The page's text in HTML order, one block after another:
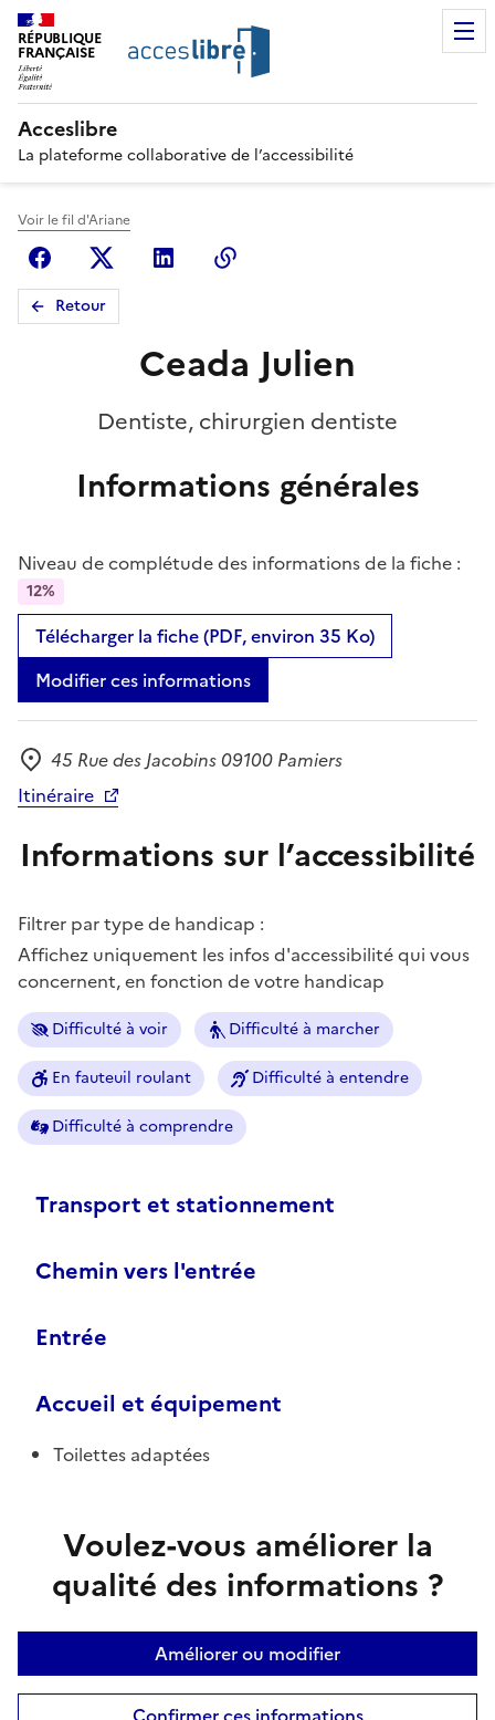
RÉPUBLIQUE
FRANÇAISE
Acceslibre
La plateforme collaborative de l’accessibilité
Voir le fil d'Ariane
FacebookX (anciennement Twitter)
Linkedin
Retour
Ceada Julien
Dentiste, chirurgien dentiste
Informations générales
Niveau de complétude des informations de la fiche :
12%
Télécharger la fiche (PDF, environ 35 Ko)
Modifier ces informations
Adresse
45 Rue des Jacobins 09100 Pamiers
Itinéraire
Informations sur l’accessibilité
Filtrer par type de handicap :
Affichez uniquement les infos d'accessibilité qui vous
concernent, en fonction de votre handicap
Difficulté à voir Difficulté à marcher
En fauteuil roulant Difficulté à entendre
Difficulté à comprendre
Transport et stationnement
Chemin vers l'entrée
Entrée
Accueil et équipement
Toilettes adaptées
Voulez-vous améliorer la
qualité des informations ?
Améliorer ou modifier